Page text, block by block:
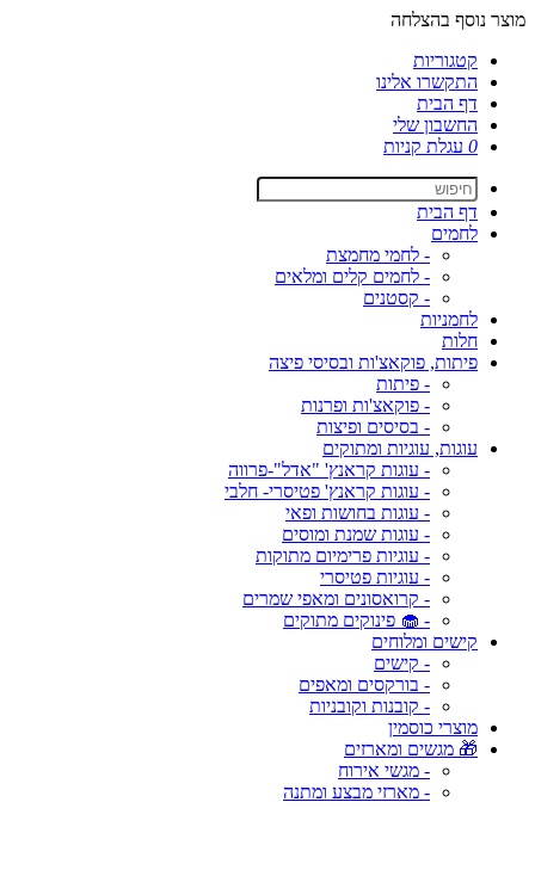
מוצר נוסף בהצלחה
קטגוריות
התקשרו אלינו
דף הבית
החשבון שלי
0 עגלת קניות
דף הבית
לחמים
- לחמי מחמצת
- לחמים קלים ומלאים
- קסטנים
לחמניות
חלות
פיתות, פוקאצ'ות ובסיסי פיצה
- פיתות
- פוקאצ'ות ופרנות
- בסיסים ופיצות
עוגות, עוגיות ומתוקים
- עוגות קראנץ' "אדל"-פרווה
- עוגות קראנץ' פטיסרי- חלבי
- עוגות בחושות ופאי
- עוגות שמנת ומוסים
- עוגיות פרימיום מתוקות
- עוגיות פטיסרי
- קרואסונים ומאפי שמרים
- 🧁 פינוקים מתוקים
קישים ומלוחים
- קישים
- בורקסים ומאפים
- קובנות וקובניות
מוצרי כוסמין
🎁 מגשים ומארזים
- מגשי אירוח
- מארזי מבצע ומתנה